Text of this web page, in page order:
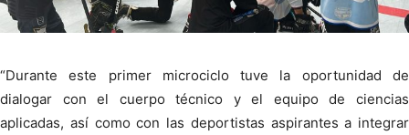
“Durante este primer microciclo tuve la oportunidad de
dialogar con el cuerpo técnico y el equipo de ciencias
aplicadas, así como con las deportistas aspirantes a integrar